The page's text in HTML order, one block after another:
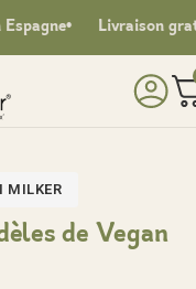
Livraison
MILKER
de Vegan